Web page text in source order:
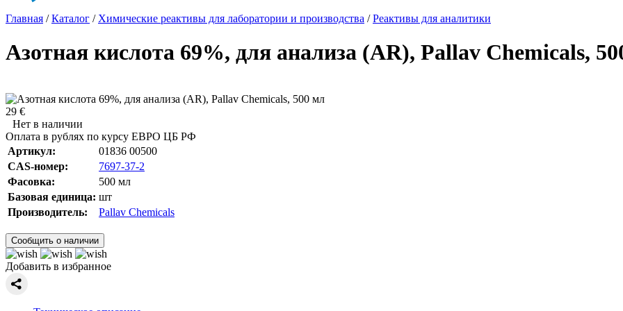
Главная /Каталог / Химические реактивы для лаборатории и производства /Реактивы для аналитики
Азотная кислота 69%, для анализа (AR), Pallav Chemicals,
29 €
Нет в наличии
Оплата в рублях по курсу ЕВРО ЦБ РФ
Артикул:
01836 00500
CAS-номер:
7697-37-2
Фасовка:
500 мл
Базовая единица: шт
Производитель:
Pallav Chemicals
Сообщить о наличии
Добавить в избранное